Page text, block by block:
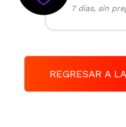
7 días, sin
REGRESAR A